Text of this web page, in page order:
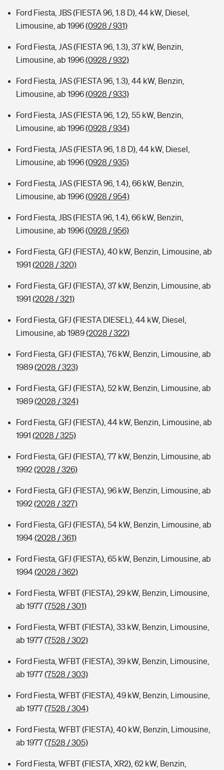
Ford Fiesta, JBS (FIESTA 96, 1.8 D), 44 kW, Diesel,
Limousine, ab 1996(0928 / 931)
Ford Fiesta, JAS (FIESTA 96, 1.3), 37 kW, Benzin,
Limousine, ab 1996(0928 / 932)
Ford Fiesta, JAS (FIESTA 96, 1.3), 44 kW, Benzin,
Limousine, ab 1996(0928 / 933)
Ford Fiesta, JAS (FIESTA 96, 1.2), 55 kW, Benzin,
Limousine, ab 1996(0928 / 934)
Ford Fiesta, JAS (FIESTA 96, 1.8 D), 44 kW, Diesel,
Limousine, ab 1996(0928 / 935)
Ford Fiesta, JAS (FIESTA 96, 1.4), 66 kW, Benzin,
Limousine, ab 1996(0928 / 954)
Ford Fiesta, JBS (FIESTA 96, 1.4), 66 kW, Benzin,
Limousine, ab 1996(0928 / 956)
Ford Fiesta, GFJ (FIESTA), 40 kW, Benzin, Limousine, ab
1991 (2028 / 320)
Ford Fiesta, GFJ (FIESTA), 37 kW, Benzin, Limousine, ab
1991 (2028 / 321)
Ford Fiesta, GFJ (FIESTA DIESEL), 44 kW, Diesel,
Limousine, ab 1989(2028 / 322)
Ford Fiesta, GFJ (FIESTA), 76 kW, Benzin, Limousine, ab
1989(2028 / 323)
Ford Fiesta, GFJ (FIESTA), 52 kW, Benzin, Limousine, ab
1989(2028 / 324)
Ford Fiesta, GFJ (FIESTA), 44 kW, Benzin, Limousine, ab
1991 (2028 / 325)
Ford Fiesta, GFJ (FIESTA), 77 kW, Benzin, Limousine, ab
1992(2028 / 326)
Ford Fiesta, GFJ (FIESTA), 96 kW, Benzin, Limousine, ab
1992(2028 / 327)
Ford Fiesta, GFJ (FIESTA), 54 kW, Benzin, Limousine, ab
1994(2028 / 361)
Ford Fiesta, GFJ (FIESTA), 65 kW, Benzin, Limousine, ab
1994(2028 / 362)
Ford Fiesta, WFBT (FIESTA), 29 kW, Benzin, Limousine,
ab 1977(7528 / 301)
Ford Fiesta, WFBT (FIESTA), 33 kW, Benzin, Limousine,
ab 1977(7528 / 302)
Ford Fiesta, WFBT (FIESTA), 39 kW, Benzin, Limousine,
ab 1977(7528 / 303)
Ford Fiesta, WFBT (FIESTA), 49 kW, Benzin, Limousine,
ab 1977(7528 / 304)
Ford Fiesta, WFBT (FIESTA), 40 kW, Benzin, Limousine,
ab 1977(7528 / 305)
Ford Fiesta, WFBT (FIESTA, XR2), 62 kW, Benzin,